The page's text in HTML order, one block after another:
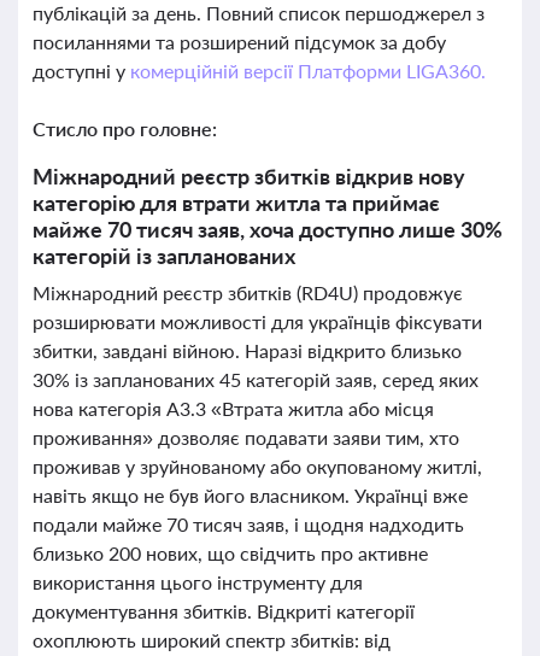
публікацій за день. Повний список першоджерел з
посиланнями та розширений підсумок за добу
доступні у комерційній версії Платформи LIGA360.
Стисло про головне:
Міжнародний реєстр збитків відкрив нову
категорію для втрати житла та приймає
майже 70 тисяч заяв, хоча доступно лише 30%
категорій із запланованих
Міжнародний реєстр збитків (RD4U) продовжує
розширювати можливості для українців фіксувати
збитки, завдані війною. Наразі відкрито близько
30% із запланованих 45 категорій заяв, серед яких
нова категорія А3.3 «Втрата житла або місця
проживання» дозволяє подавати заяви тим, хто
проживав у зруйнованому або окупованому житлі,
навіть якщо не був його власником. Українці вже
подали майже 70 тисяч заяв, і щодня надходить
близько 200 нових, що свідчить про активне
використання цього інструменту для
документування збитків. Відкриті категорії
охоплюють широкий спектр збитків: від